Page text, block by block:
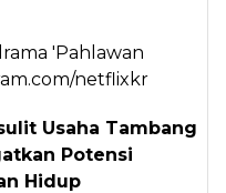
'Pahlawan
netflixkr
Usaha Tambang
Potensi
Hidup